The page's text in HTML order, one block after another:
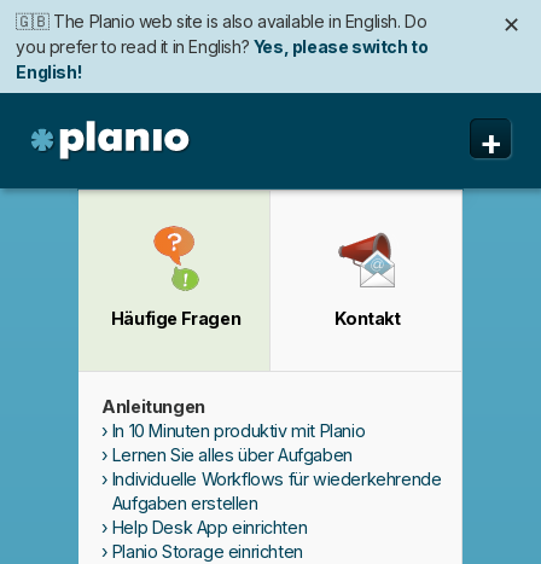
🇬🇧 The Planio web site is also available in English. Do
you prefer to read it in English? Yes, please switch to
English!
✕
Möchten Sie lieber auf Deutsch weiterlesen?
Deutsch wechseln!
✕
本語での表示がお好みですか?
✕
+
Preise & Anmeldung
Sicherheit
Über uns
Support
Häufige Fragen Kontakt
Anleitungen
In 10 Minuten produktiv mit Planio
Lernen Sie alles über Aufgaben
Individuelle Workflows für wiederkehrende
Aufgaben erstellen
Help Desk App einrichten
Planio Storage einrichten